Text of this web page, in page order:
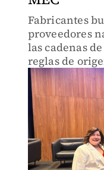
Fabricantes
proveedores
las cadenas
reglas de
dependencia